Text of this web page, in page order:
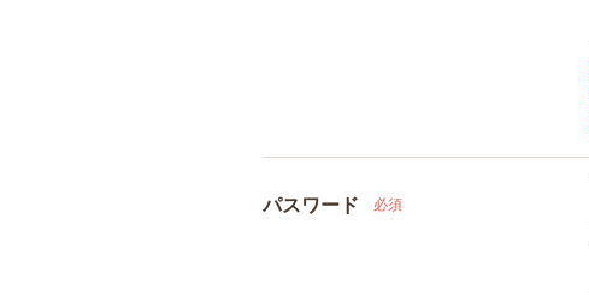
パスワード 必須